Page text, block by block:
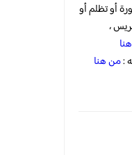
أو تظلم أو
،
:من هنا